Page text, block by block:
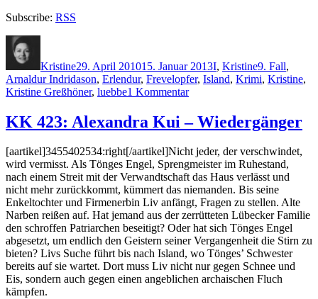
Subscribe: RSS
Kristine29. April 201015. Januar 2013I, Kristine9. Fall,
Arnaldur Indridason, Erlendur, Frevelopfer, Island, Krimi, Kristine,
Kristine Greßhöner, luebbe1 Kommentarzu
428:
Arnaldur
–
Frevelopfer
KK 423: Alexandra Kui – Wiedergänger
[aartikel]3455402534:right[/aartikel]Nicht jeder, der verschwindet,
wird vermisst. Als Tönges Engel, Sprengmeister im Ruhestand,
nach einem Streit mit der Verwandtschaft das Haus verlässt und
nicht mehr zurückkommt, kümmert das niemanden. Bis seine
Enkeltochter und Firmenerbin Liv anfängt, Fragen zu stellen. Alte
Narben reißen auf. Hat jemand aus der zerrütteten Lübecker Familie
den schroffen Patriarchen beseitigt? Oder hat sich Tönges Engel
abgesetzt, um endlich den Geistern seiner Vergangenheit die Stirn zu
bieten? Livs Suche führt bis nach Island, wo Tönges’ Schwester
bereits auf sie wartet. Dort muss Liv nicht nur gegen Schnee und
Eis, sondern auch gegen einen angeblichen archaischen Fluch
kämpfen.